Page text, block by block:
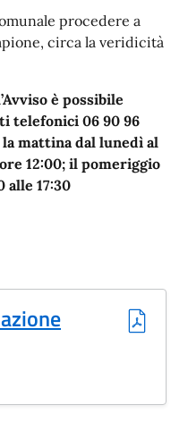
procedere a
circa la veridicità
è possibile
telefonici 06 90 96
mattina dal lunedì al
12:00; il pomeriggio
alle 17:30